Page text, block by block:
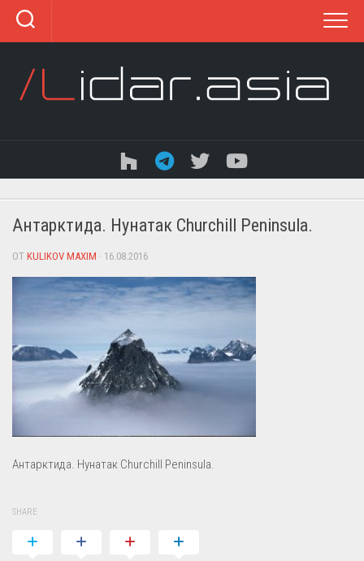
Перейти
содержанию
Антарктида. Нунатак Churchill Peninsula.
ОТ KULIKOV MAXIM · 16.08.2016
Антарктида. Нунатак Churchill Peninsula.
SHARE